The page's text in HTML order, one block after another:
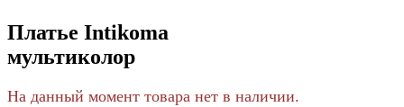
Платье Intikoma
мультиколор
На данный момент товара нет в наличии.